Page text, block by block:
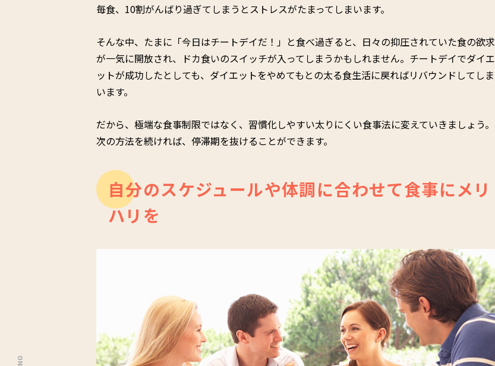
毎食、10割がんばり過ぎてしまうとストレスがたまってしまいます。
そんな中、たまに「今日はチートデイだ！」と食べ過ぎると、日々の抑圧されていた食の欲求
が一気に開放され、ドカ食いのスイッチが入ってしまうかもしれません。チートデイでダイエ
ットが成功したとしても、ダイエットをやめてもとの太る食生活に戻ればリバウンドしてしま
います。
だから、極端な食事制限ではなく、習慣化しやすい太りにくい食事法に変えていきましょう。
次の方法を続ければ、停滞期を抜けることができます。
自分のスケジュールや体調に合わせて食事にメリ
ハリを